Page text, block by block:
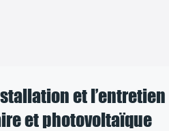
et l’entretien
et photovoltaïque